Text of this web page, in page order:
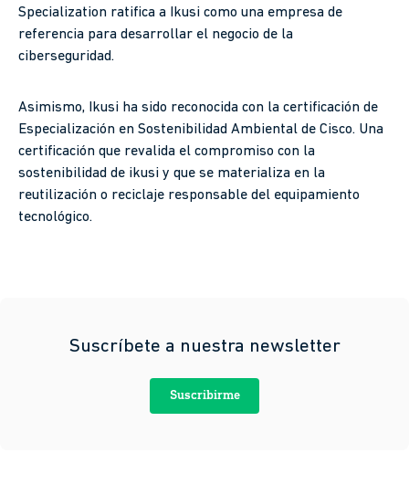
Specialization ratifica a Ikusi como una empresa de
referencia para desarrollar el negocio de la
ciberseguridad.
Asimismo, Ikusi ha sido reconocida con la certificación de
Especialización en Sostenibilidad Ambiental de Cisco. Una
certificación que revalida el compromiso con la
sostenibilidad de ikusi y que se materializa en la
reutilización o reciclaje responsable del equipamiento
tecnológico.
Suscríbete a nuestra newsletter
Suscribirme